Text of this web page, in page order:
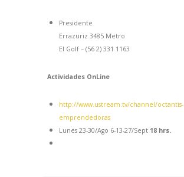
Presidente
Errazuriz 3485 Metro
El Golf – (56 2) 331 1163
Actividades OnLine
http://www.ustream.tv/channel/octantis-
emprendedoras
Lunes 23-30/Ago 6-13-27/Sept 18 hrs.